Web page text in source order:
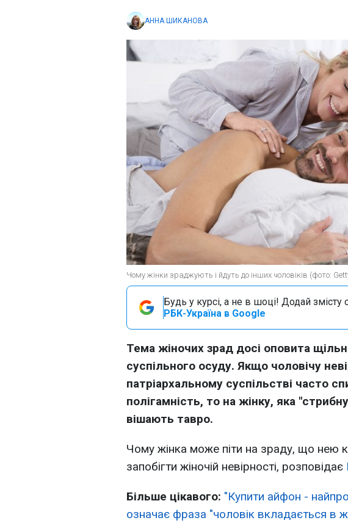
АННА ШИКАНОВА
Чому жінки зраджують і йдуть до інших чоловіків (фото:
Будь у курсі, а не в шоці! Додай змісту
РБК-Україна в Google
Тема жіночих зрад досі оповита
суспільного осуду. Якщо чоловічу
патріархальному суспільстві часто
полігамність, то на жінку, яка
вішають тавро.
Чому жінка може піти на зраду, що нею
запобігти жіночій невірності, розповідає
Більше цікавого: "Купити айфон -
означає фраза "чоловік вкладається в